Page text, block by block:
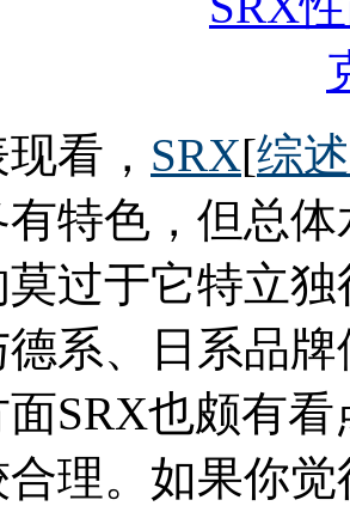
看， SRX[综述
特色，但总
过于它特立
系、日系品
SRX也颇有
理。如果你觉